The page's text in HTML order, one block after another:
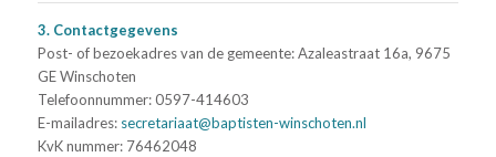
3. Contactgegevens
Post- of bezoekadres van de gemeente: Azaleastraat 16a, 9675
GE Winschoten
Telefoonnummer: 0597-414603
E-mailadres: secretariaat@baptisten-winschoten.nl
KvK nummer: 76462048